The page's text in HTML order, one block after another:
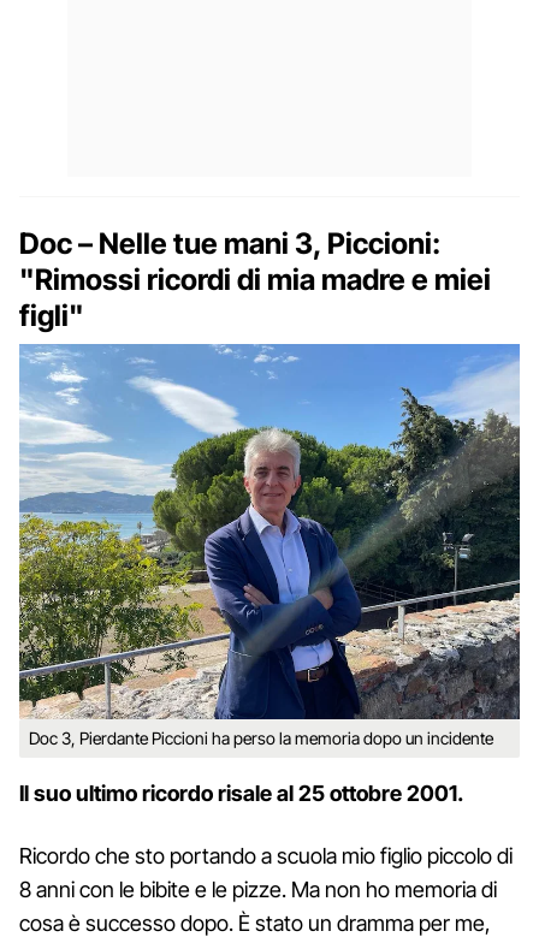
Doc – Nelle tue mani 3, Piccioni:
"Rimossi ricordi di mia madre e miei
figli"
Doc 3, Pierdante Piccioni ha perso la memoria dopo un incidente
Il suo ultimo ricordo risale al 25 ottobre 2001.
Ricordo che sto portando a scuola mio figlio piccolo di
8 anni con le bibite e le pizze. Ma non ho memoria di
cosa è successo dopo. È stato un dramma per me,